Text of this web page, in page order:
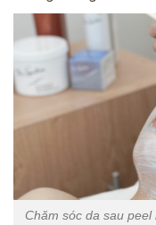
Chăm sóc da sau